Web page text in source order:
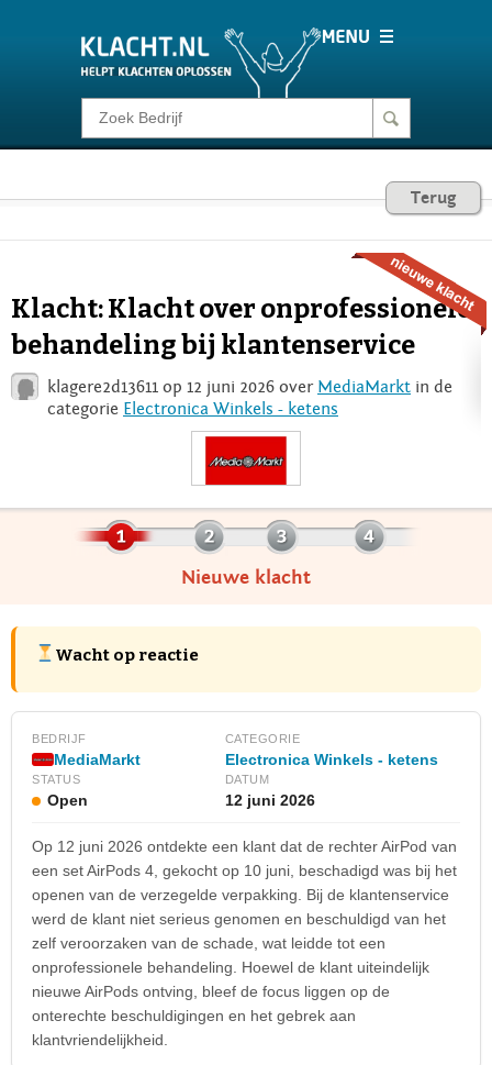
Klacht melden
Consumentenrecht
Voor Bedrijven
Login
Terug
Klacht: Klacht over onprofessionele
behandeling bij klantenservice
klagere2d13611 op 12 juni 2026 over MediaMarkt in de
categorie Electronica Winkels - ketens
Nieuwe klacht
Wacht op reactie
BEDRIJF
MediaMarkt
CATEGORIE
Electronica Winkels - ketens
STATUS
Open
DATUM
12 juni 2026
Op 12 juni 2026 ontdekte een klant dat de rechter AirPod van
een set AirPods 4, gekocht op 10 juni, beschadigd was bij het
openen van de verzegelde verpakking. Bij de klantenservice
werd de klant niet serieus genomen en beschuldigd van het
zelf veroorzaken van de schade, wat leidde tot een
onprofessionele behandeling. Hoewel de klant uiteindelijk
nieuwe AirPods ontving, bleef de focus liggen op de
onterechte beschuldigingen en het gebrek aan
klantvriendelijkheid.